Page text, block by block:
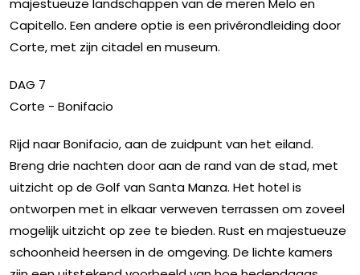
majestueuze landschappen van de meren Melo en
Capitello. Een andere optie is een privérondleiding door
Corte, met zijn citadel en museum.
DAG 7
Corte - Bonifacio
Rijd naar Bonifacio, aan de zuidpunt van het eiland.
Breng drie nachten door aan de rand van de stad, met
uitzicht op de Golf van Santa Manza. Het hotel is
ontworpen met in elkaar verweven terrassen om zoveel
mogelijk uitzicht op zee te bieden. Rust en majestueuze
schoonheid heersen in de omgeving. De lichte kamers